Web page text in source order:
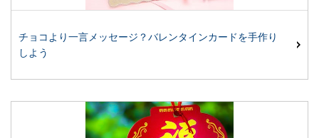
チョコより一言メッセージ？バレンタインカードを手作り
しよう